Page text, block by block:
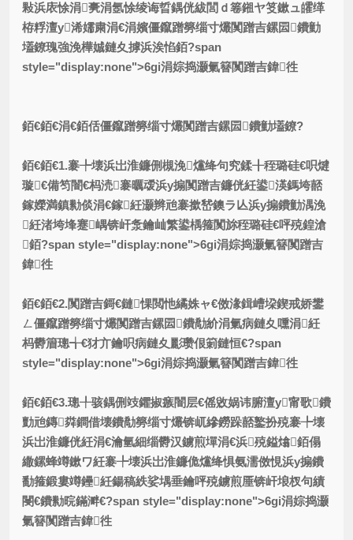
敤浜庡悇涓亴涓氬悇绫诲晢鍝侊紱閭ｄ箞鎺ヤ笅鏉ュ皬缂
栫粰澶у浠嬬粛涓€涓嬪僵鑹蹭簩缁寸爜闃蹭吉鏍囩鐨勭
壒鐐瑰強浼樺娍鏈夊摢浜涘惂銆?span
style="display:none">6gi涓婃捣灏氭簮闃蹭吉鍏徃
銆€銆€涓€銆佸僵鑹蹭簩缁寸爜闃蹭吉鏍囩鐨勭壒鐐?
銆€銆€1.褰╄壊浜岀淮鐮侀槻浼爣绛句究鍒╂秷璐硅€呮煡
璇€備笉闇€杩涜褰曞叆浜у搧闃蹭吉鐮侊紝鍙渶鎷垮嚭
鎵嬫満鎮勬倓涓€鎵紝灏辫兘褰撳嵆鐭ラ亾浜у搧鐨勭湡浼
紝渚垮埄蹇嵎锛屽洜鑰屾繁鍙楀箍闃旀秷璐硅€呯殑鍠滄
銆?span style="display:none">6gi涓婃捣灏氭簮闃蹭吉
鍏徃
銆€銆€2.闃蹭吉鎶€鏈惈閲忚繘姝ャ€傚湪鍓嶆垜鍥戒娇鐢
ㄥ僵鑹蹭簩缁寸爜闃蹭吉鏍囩鐨勪紒涓氭病鏈夊嚑涓紝
杩欎篃璁╅€犲亣鑰呮病鏈夊彲瓒佷箣鏈恒€?span
style="display:none">6gi涓婃捣灏氭簮闃蹭吉鍏徃
銆€銆€3.璁╀骇鍝侀攱鑺掓瘯闇层€傜敓娲讳腑澶у甯歌鐨
勯兘鏄粦鐧借壊鐨勪簩缁寸爜锛屼縿鐒跺嚭鐜扮殑褰╄壊
浜岀淮鐮侊紝涓€瀹氫細缁欎汉鐪煎墠涓€浜殑鎰熻銆傝
繖鏍蜂竴鏉ワ紝褰╄壊浜岀淮鐮佹爣绛惧氨濡傚悓浜у搧鐨
勫箍鍛婁竴鑸紝鍚稿紩娑堣垂鑰呯殑鐪煎厜锛屽埌杈句績
閿€鐨勬晥鏋溿€?span style="display:none">6gi涓婃捣灏
氭簮闃蹭吉鍏徃